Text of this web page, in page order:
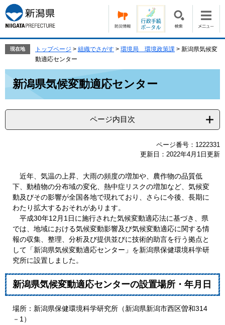
ー
ジ
の
で
す。
ニ
ュ
ー
ば
本
文
現在地 トップページ > 組織でさがす > 環境局 環境政策課 > 新潟県気候変
動適応センター
新潟県気候変動適応センター
ページ内目次
ページ番号：1222331
更新日：2022年4月1日更新
近年、気温の上昇、大雨の頻度の増加や、農作物の品質低
下、動植物の分布域の変化、熱中症リスクの増加など、気候変
動及びその影響が全国各地で現れており、さらに今後、長期に
わたり拡大するおそれがあります。
平成30年12月1日に施行された気候変動適応法に基づき、県
では、地域における気候変動影響及び気候変動適応に関する情
報の収集、整理、分析及び提供並びに技術的助言を行う拠点と
して「新潟県気候変動適応センター」を新潟県保健環境科学研
究所に設置しました。
新潟県気候変動適応センターの設置場所・年月日
場所：新潟県保健環境科学研究所（新潟県新潟市西区曽和314
－1）